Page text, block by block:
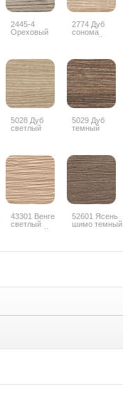
2445-4
Ореховый
2774 Дуб
сонома
светлый
5028 Дуб
светлый
5029 Дуб
темный
43301 Венге
светлый
рифленый
52601 Ясень
шимо темный